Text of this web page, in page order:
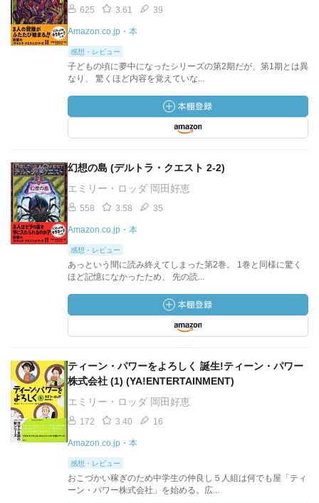
625 3.61 39
Amazon.co.jp・本
感想・レビュー
子どもの頃に夢中になったシリーズの第2期だが、第1期とは異
なり、 驚くほど内容を覚えていな...
幻想の島 (デルトラ・クエスト 2-2)
エミリー・ロッダ 岡田好恵
558 3.58 35
Amazon.co.jp・本
感想・レビュー
あっという間に読み終えてしまった第2巻。 1巻と同様に驚く
ほど記憶になかったため、 先の読...
ティーン・パワーをよろしく 誕生!ティーン・パワー
株式会社 (1) (YA!ENTERTAINMENT)
エミリー・ロッダ 岡田好恵
172 3.40 16
Amazon.co.jp・本
感想・レビュー
おこづかい稼ぎのため中学生の仲良し５人組は何でも屋「ティ
ーン・パワー株式会社」を始める。広...